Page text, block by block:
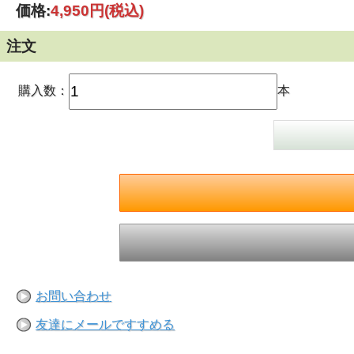
価格:4,950円(税込)
注文
購入数： 本
お問い合わせ
友達にメールですすめる